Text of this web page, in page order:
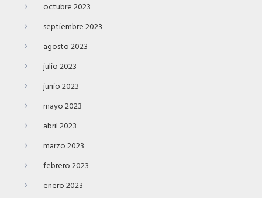
octubre 2023
septiembre 2023
agosto 2023
julio 2023
junio 2023
mayo 2023
abril 2023
marzo 2023
febrero 2023
enero 2023